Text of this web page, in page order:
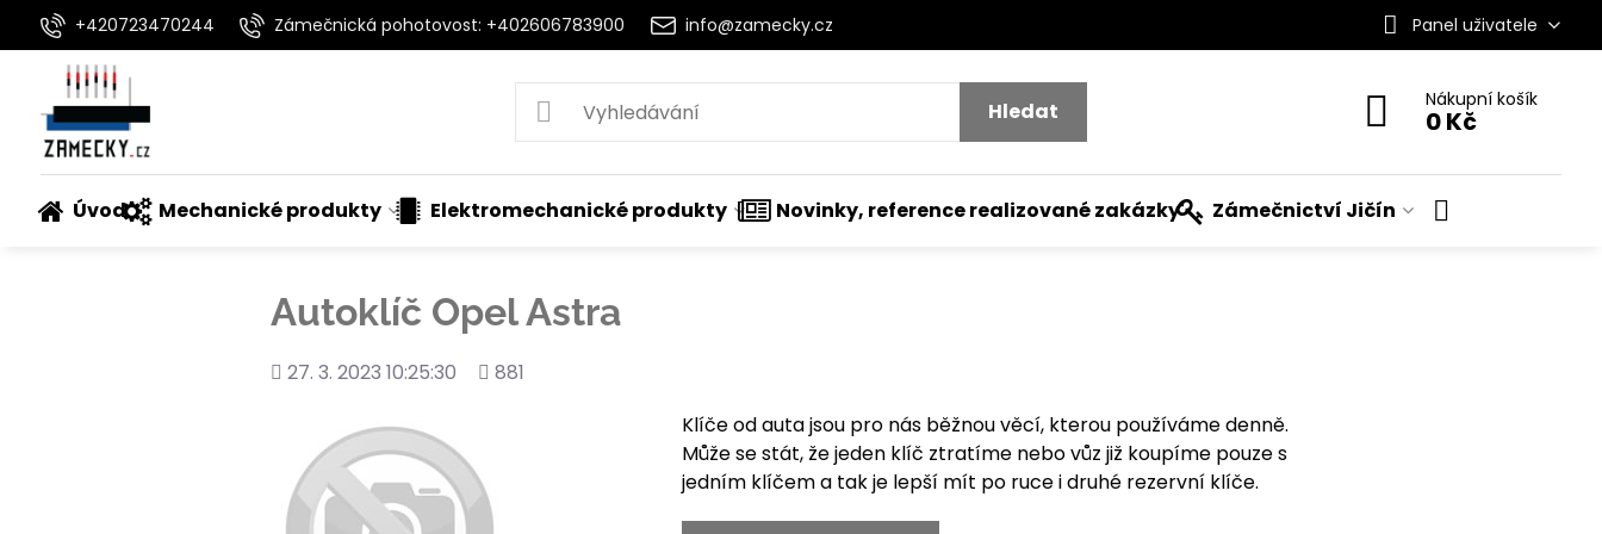
+420723470244 Zámečnická pohotovost: +402606783900 info@zamecky.cz Panel uživatele
Hledat Nákupní košík
0 Kč
Úvod Mechanické produkty Elektromechanické produkty Novinky, reference realizované zakázky Zámečnictví Jičín
Autoklíč Opel Astra
Přidáno
27. 3. 2023 10:25:30
Počet
881
Klíče od auta jsou pro nás běžnou věcí, kterou používáme denně.
Může se stát, že jeden klíč ztratíme nebo vůz již koupíme pouze s
jedním klíčem a tak je lepší mít po ruce i druhé rezervní klíče.